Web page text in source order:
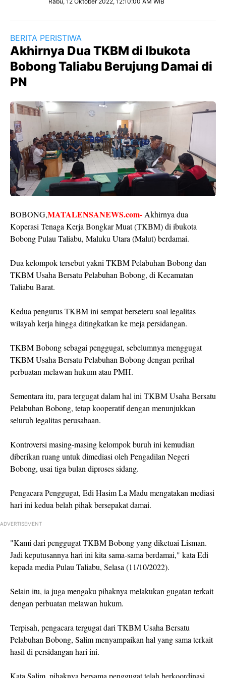
BERITA PERISTIWA
Akhirnya Dua TKBM di Ibukota
Bobong Taliabu Berujung Damai di
PN
BOBONG,MATALENSANEWS.com-Akhirnya dua
Koperasi Tenaga Kerja Bongkar Muat (TKBM) di ibukota
Bobong Pulau Taliabu, Maluku Utara (Malut) berdamai.
Dua kelompok tersebut yakni TKBM Pelabuhan Bobong dan
TKBM Usaha Bersatu Pelabuhan Bobong, di Kecamatan
Taliabu Barat.
Kedua pengurus TKBM ini sempat berseteru soal legalitas
wilayah kerja hingga ditingkatkan ke meja persidangan.
TKBM Bobong sebagai penggugat, sebelumnya menggugat
TKBM Usaha Bersatu Pelabuhan Bobong dengan perihal
perbuatan melawan hukum atau PMH.
Sementara itu, para tergugat dalam hal ini TKBM Usaha Bersatu
Pelabuhan Bobong, tetap kooperatif dengan menunjukkan
seluruh legalitas perusahaan.
Kontroversi masing-masing kelompok buruh ini kemudian
diberikan ruang untuk dimediasi oleh Pengadilan Negeri
Bobong, usai tiga bulan diproses sidang.
Pengacara Penggugat, Edi Hasim La Madu mengatakan mediasi
hari ini kedua belah pihak bersepakat damai.
ADVERTISEMENT
"Kami dari penggugat TKBM Bobong yang diketuai Lisman.
Jadi keputusannya hari ini kita sama-sama berdamai," kata Edi
kepada media Pulau Taliabu, Selasa (11/10/2022).
Selain itu, ia juga mengaku pihaknya melakukan gugatan terkait
dengan perbuatan melawan hukum.
Terpisah, pengacara tergugat dari TKBM Usaha Bersatu
Pelabuhan Bobong, Salim menyampaikan hal yang sama terkait
hasil di persidangan hari ini.